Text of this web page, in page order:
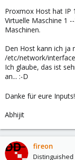
Proxmox Host hat IP
Virtuelle Maschine 1
Maschinen.
Den Host kann ich ja
/etc/network/
Ich glaube, das ist
an... :-D
Danke für eure Inputs!
Abhijit
fireon